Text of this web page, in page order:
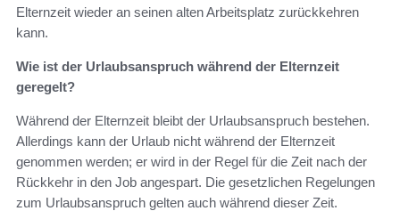
Elternzeit wieder an seinen alten Arbeitsplatz zurückkehren
kann.
Wie ist der Urlaubsanspruch während der Elternzeit
geregelt?
Während der Elternzeit bleibt der Urlaubsanspruch bestehen.
Allerdings kann der Urlaub nicht während der Elternzeit
genommen werden; er wird in der Regel für die Zeit nach der
Rückkehr in den Job angespart. Die gesetzlichen Regelungen
zum Urlaubsanspruch gelten auch während dieser Zeit.